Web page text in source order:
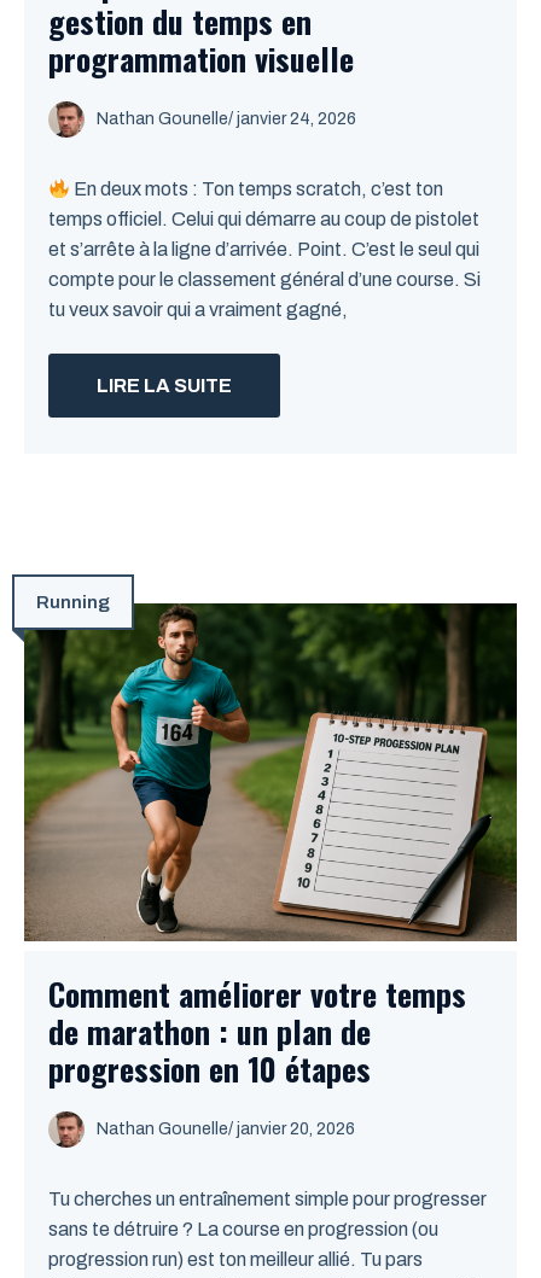
gestion du temps en
programmation visuelle
Nathan Gounelle/ janvier 24, 2026
En deux mots : Ton temps scratch, c’est ton
temps officiel. Celui qui démarre au coup de pistolet
et s’arrête à la ligne d’arrivée. Point. C’est le seul qui
compte pour le classement général d’une course. Si
tu veux savoir qui a vraiment gagné,
LIRE LA SUITE
Running
Comment améliorer votre temps
de marathon : un plan de
progression en 10 étapes
Nathan Gounelle/ janvier 20, 2026
Tu cherches un entraînement simple pour progresser
sans te détruire ? La course en progression (ou
progression run) est ton meilleur allié. Tu pars